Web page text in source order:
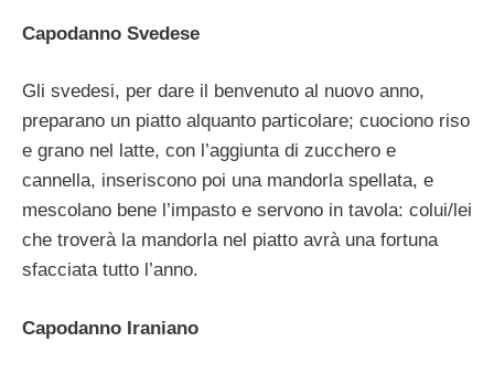
Capodanno Svedese
Gli svedesi, per dare il benvenuto al nuovo anno,
preparano un piatto alquanto particolare; cuociono riso
e grano nel latte, con l’aggiunta di zucchero e
cannella, inseriscono poi una mandorla spellata, e
mescolano bene l’impasto e servono in tavola: colui/lei
che troverà la mandorla nel piatto avrà una fortuna
sfacciata tutto l’anno.
Capodanno Iraniano